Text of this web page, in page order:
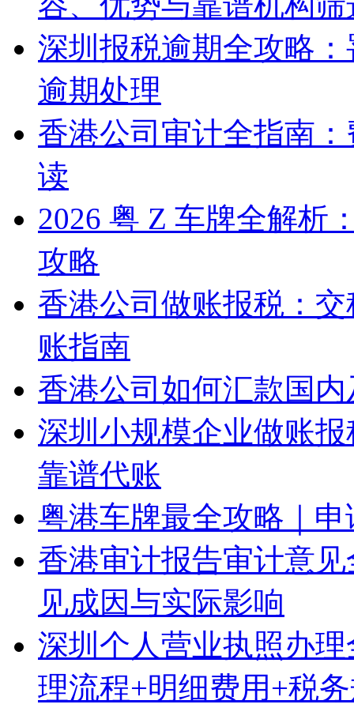
深圳报税逾期全攻略
逾期处理
香港公司审计全指南
读
2026 粤 Z 车牌全解析
攻略
香港公司做账报税：
账指南
香港公司如何汇款国
深圳小规模企业做账
靠谱代账
粤港车牌最全攻略｜
香港审计报告审计意
见成因与实际影响
深圳个人营业执照办
理流程+明细费用+税